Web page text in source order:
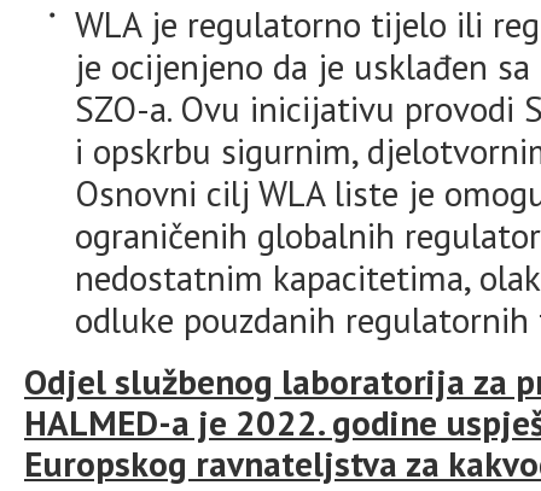
WLA je regulatorno tijelo ili
je ocijenjeno da je usklađen
SZO-a. Ovu inicijativu provodi
i opskrbu sigurnim,
Osnovni cilj WLA liste je
ograničenih globalnih
nedostatnim kapacitetima,
odluke pouzdanih
Odjel službenog laboratorija za
HALMED-a je 2022. godine
Europskog ravnateljstva za